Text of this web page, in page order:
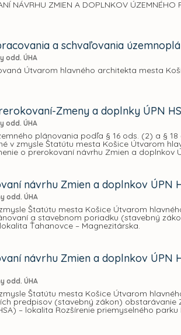
NÁVRHU ZMIEN A DOPLNKOV
a schvaľovania
odd. ÚHA
Útvarom hlavného architekta mesta
Zmeny a doplnky ÚPN
odd. ÚHA
plánovania podľa § 16 ods. (2) a §
v zmysle Štatútu mesta Košice Útvarom
o prerokovaní návrhu Zmien a doplnkov
návrhu Zmien a doplnkov ÚPN
odd. ÚHA
Štatútu mesta Košice Útvarom
a stavebnom poriadku (stavebný
Ťahanovce – Magnezitárska.
návrhu Zmien a doplnkov ÚPN
odd. ÚHA
Štatútu mesta Košice Útvarom
predpisov (stavebný zákon)
– lokalita Rozšírenie priemyselného parku